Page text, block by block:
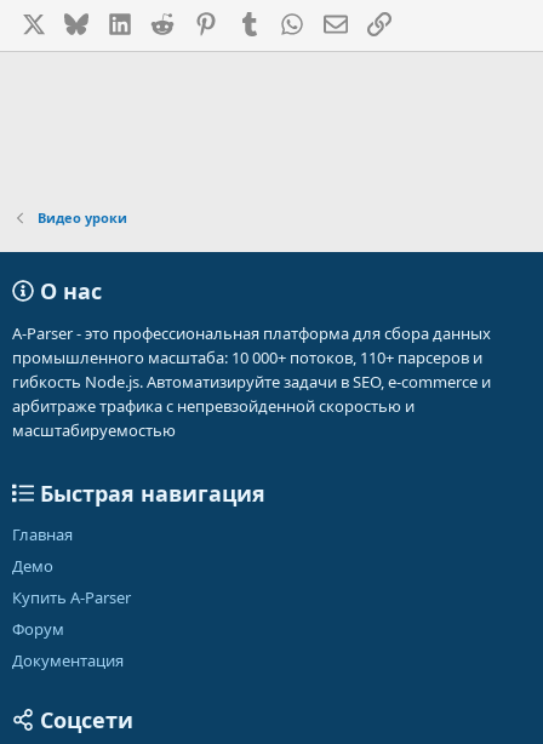
BlueskyLinkedIn
Reddit PinterestTumblr WhatsApp
Электронная почта
Ссылка
Видео уроки
О нас
A-Parser - это профессиональная платформа для сбора данных
промышленного масштаба: 10 000+ потоков, 110+ парсеров и
гибкость Node.js. Автоматизируйте задачи в SEO, e-commerce и
арбитраже трафика с непревзойденной скоростью и
масштабируемостью
Быстрая навигация
Главная
Демо
Купить A-Parser
Форум
Документация
Соцсети